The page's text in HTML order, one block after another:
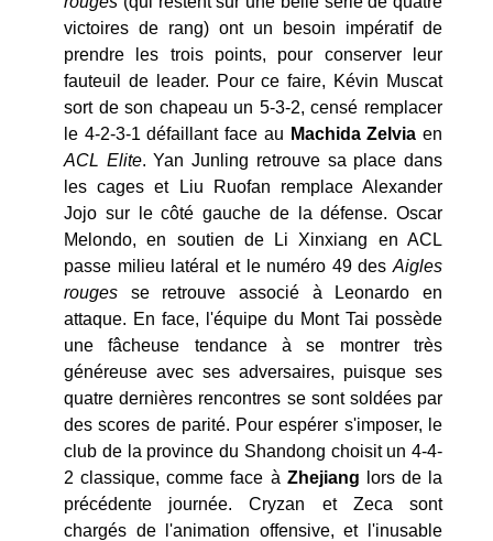
victoires de rang) ont un besoin impératif de
prendre les trois points, pour conserver leur
fauteuil de leader. Pour ce faire, Kévin Muscat
sort de son chapeau un 5-3-2, censé remplacer
le 4-2-3-1 défaillant face au Machida Zelvia en
ACL Elite. Yan Junling retrouve sa place dans
les cages et Liu Ruofan remplace Alexander
Jojo sur le côté gauche de la défense. Oscar
Melondo, en soutien de Li Xinxiang en ACL
passe milieu latéral et le numéro 49 des Aigles
rouges se retrouve associé à Leonardo en
attaque. En face, l'équipe du Mont Tai possède
une fâcheuse tendance à se montrer très
généreuse avec ses adversaires, puisque ses
quatre dernières rencontres se sont soldées par
des scores de parité. Pour espérer s'imposer, le
club de la province du Shandong choisit un 4-4-
2 classique, comme face à Zhejiang lors de la
précédente journée. Cryzan et Zeca sont
chargés de l'animation offensive, et l'inusable